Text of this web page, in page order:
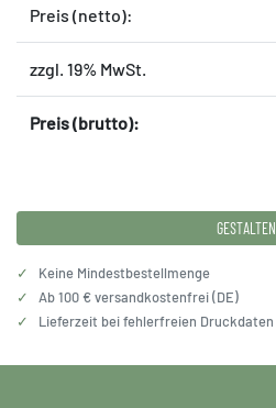
Preis (netto):
zzgl. 19% MwSt.
Preis (brutto):
GESTALTEN
✓
Keine Mindestbestellmenge
✓
Ab 100 € versandkostenfrei (DE)
✓
Lieferzeit bei fehlerfreien Druckdaten